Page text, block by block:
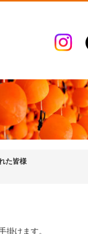
た皆様
けます。